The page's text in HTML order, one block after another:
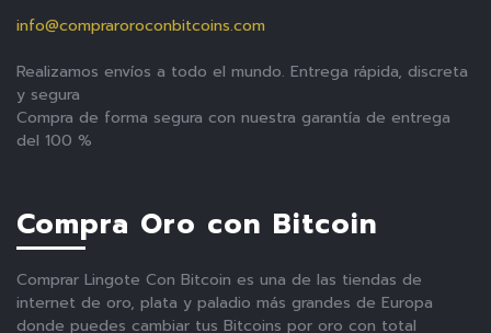
info@compraroroconbitcoins.com
Realizamos envíos a todo el mundo. Entrega rápida, discreta
y segura
Compra de forma segura con nuestra garantía de entrega
del 100 %
Compra Oro con Bitcoin
Comprar Lingote Con Bitcoin es una de las tiendas de
internet de oro, plata y paladio más grandes de Europa
donde puedes cambiar tus Bitcoins por oro con total